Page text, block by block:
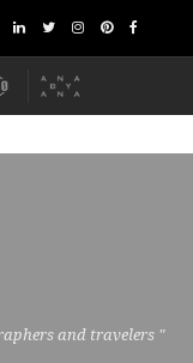
and travelers "